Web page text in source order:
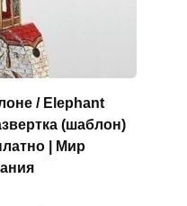
/ Elephant
(шаблон)
| Мир